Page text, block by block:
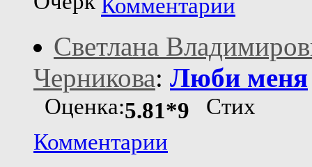
Комментарии
Светлана
Черникова: Люби меня
Оценка:5.81*9 Стих
Комментарии